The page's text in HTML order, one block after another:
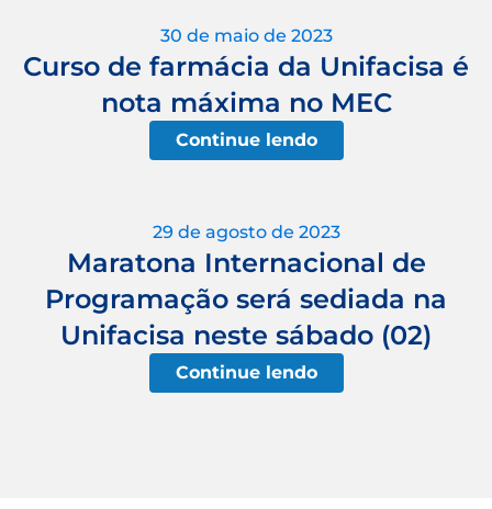
30 de maio de 2023
Curso de farmácia da Unifacisa é
nota máxima no MEC
Continue lendo
29 de agosto de 2023
Maratona Internacional de
Programação será sediada na
Unifacisa neste sábado (02)
Continue lendo